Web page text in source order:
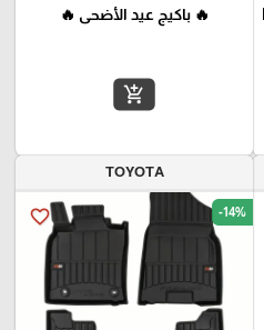
🔥 باكيج عيد الأضحى 🔥
add_shopping_cart
TOYOTA
favorite_border -14%